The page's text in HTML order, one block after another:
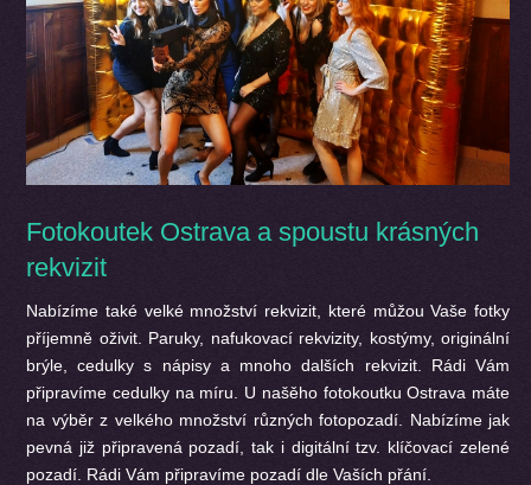
Fotokoutek Ostrava a spoustu krásných
rekvizit
Nabízíme také velké množství rekvizit, které můžou Vaše fotky
příjemně oživit. Paruky, nafukovací rekvizity, kostýmy, originální
brýle, cedulky s nápisy a mnoho dalších rekvizit. Rádi Vám
připravíme cedulky na míru. U našěho fotokoutku Ostrava máte
na výběr z velkého množství různých fotopozadí. Nabízíme jak
pevná již připravená pozadí, tak i digitální tzv. klíčovací zelené
pozadí. Rádi Vám připravíme pozadí dle Vaších přání.